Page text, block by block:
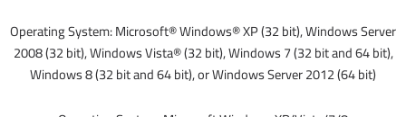
Operating System: Microsoft® Windows® XP (32 bit), Windows Server
2008 (32 bit), Windows Vista® (32 bit), Windows 7 (32 bit and 64 bit),
Windows 8 (32 bit and 64 bit), or Windows Server 2012 (64 bit)